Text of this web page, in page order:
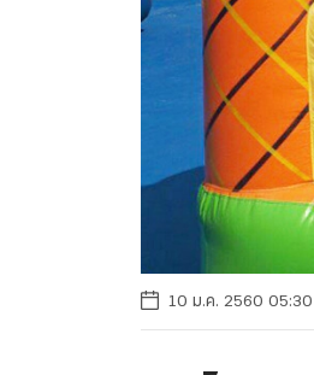
10 ม.ค. 2560 05:30